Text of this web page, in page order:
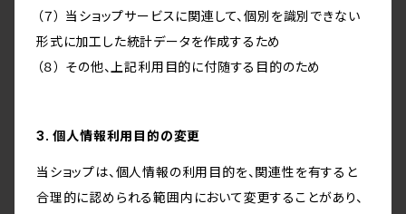
（７） 当ショップサービスに関連して、個別を識別できない
形式に加工した統計データを作成するため
（８） その他、上記利用目的に付随する目的のため
3. 個人情報利用目的の変更
当ショップは、個人情報の利用目的を、関連性を有すると
合理的に認められる範囲内において変更することがあり、